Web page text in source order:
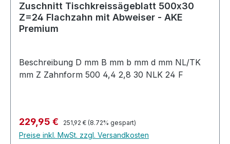
Zuschnitt Tischkreissägeblatt 500x30
Z=24 Flachzahn mit Abweiser - AKE
Premium
Beschreibung D mm B mm b mm d mm NL/TK
Verkaufspreis:
229,95 € Regulärer Preis:
251,92 € (8.72% gespart)
Preise inkl. MwSt. zzgl. Versandkosten